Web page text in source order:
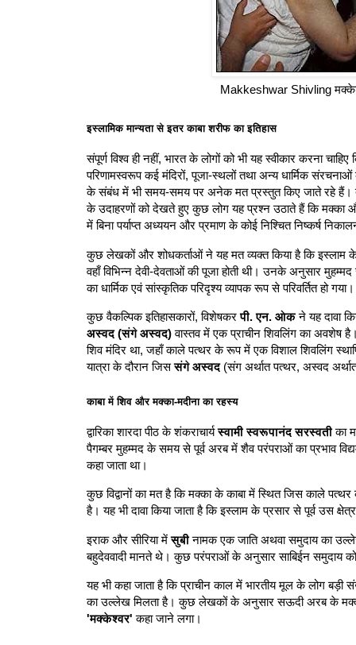
Makkeshwar Shivling
इस्लामिक मान्यता से इतर काबा शरीफ का इतिहास
संपूर्ण विश्व ही नहीं, भारत के लोगों को भी यह स्वीकार करना
परिणामस्वरूप कई मंदिरों, पूजा-स्थलों तथा अन्य धार्मिक
के संबंध में भी समय-समय पर अनेक मत प्रस्तुत किए जाते रहे हैं।
के उदाहरणों को देखते हुए कुछ लोग यह प्रश्न उठाते हैं कि मक्का
में बिना पर्याप्त अध्ययन और प्रमाण के कोई निश्चित निष्कर्ष
कुछ लेखकों और शोधकर्ताओं ने यह मत व्यक्त किया है कि इस्लाम के
वहाँ विभिन्न देवी-देवताओं की पूजा होती थी। उनके अनुसार
का धार्मिक एवं सांस्कृतिक परिदृश्य व्यापक रूप से परिवर्तित हो गया।
कुछ वैकल्पिक इतिहासकारों, विशेषकरपी. एन. ओकने यह दावा
अस्वद (संगे अस्वद)वास्तव में एक प्राचीन शिवलिंग का अवशेष
शिव मंदिर था, जहाँ काले पत्थर के रूप में एक विशाल शिवलिंग
यात्रा के दौरान जिससंगे अस्वद(संग अर्थात पत्थर, अस्वद
काबा में शिव और मक्का-मदीना का रहस्य
द्वारिका शारदा पीठ के शंकराचार्यस्वामी स्वरूपानंद सरस्वतीका
पैगम्बर मुहम्मद के समय से पूर्व अरब में शैव परंपराओं का प्रभाव
कहा जाता था।
कुछ विद्वानों का मत है कि मक्का के काबा में स्थित जिस काले
है। यह भी दावा किया जाता है कि इस्लाम के प्रसार से पूर्व उस
इराक और सीरिया मेंसुबीनामक एक जाति अथवा समुदाय का
बहुदेववादी मानते थे। कुछ परंपराओं के अनुसार साबिईन समुदाय
यह भी कहा जाता है कि प्राचीन काल में भारतीय मूल के लोग
का उल्लेख मिलता है। कुछ लेखकों के अनुसार सऊदी अरब के
'मक्केश्वर' कहा जाने लगा।